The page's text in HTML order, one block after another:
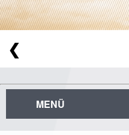
❮
MENÜ